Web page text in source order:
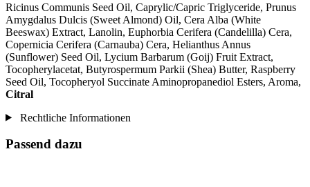
Ricinus Communis Seed Oil, Caprylic/Capric Triglyceride, Prunus
Amygdalus Dulcis (Sweet Almond) Oil, Cera Alba (White
Beeswax) Extract, Lanolin, Euphorbia Cerifera (Candelilla) Cera,
Copernicia Cerifera (Carnauba) Cera, Helianthus Annus
(Sunflower) Seed Oil, Lycium Barbarum (Goij) Fruit Extract,
Tocopherylacetat, Butyrospermum Parkii (Shea) Butter, Raspberry
Seed Oil, Tocopheryol Succinate Aminopropanediol Esters, Aroma,
Citral
Rechtliche Informationen
Passend dazu